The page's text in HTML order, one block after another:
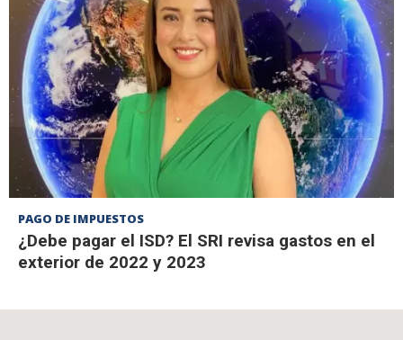
PAGO DE IMPUESTOS
¿Debe pagar el ISD? El SRI revisa gastos en el
exterior de 2022 y 2023